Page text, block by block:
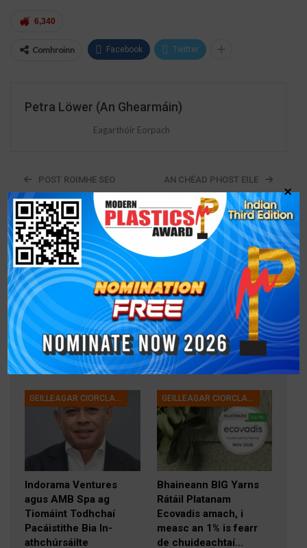
6,340
Comhroinn Facebook Twitter
Petra Löwer (An Ghearmáin)
Eagarthóir Eorpach
POST ROIMHE SEO
Agallamh Eisiach ar an
mbealach chuig K
2025 leis an Uasal
Markus Vollmer, POF
Kampf GmbH, soláthraí
réitigh Kampf a
dhíríonn ar dhaoine
agus ar
theicneolaíocht.
AN CHÉAD PHOST EILE
Tagarmharc Tionscail
Tacair Dúigh Flexo UV
Níos Sábháilte agus
Níos Inbhuanaithe
Gach
B’fhéidir Go Mbeadh Suim Agat Freisin
GEILLEAGAR CIORCLACH
Indorama Ventures
agus AMB Spa ag
Tiomáint Todhchaí
Pacáistithe Bia In-
athchúrsáilte
GEILLEAGAR CIORCLACH
Bhaineann BIG Yarns
Rátáil Platanam
Ecovadis amach, i
measc an 1% is fearr
de chuideachtaí…
×